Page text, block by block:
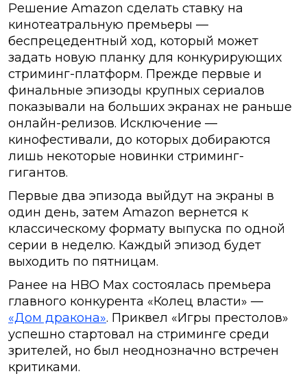
Решение Amazon сделать ставку на
кинотеатральную премьеры —
беспрецедентный ход, который может
задать новую планку для конкурирующих
стриминг-платформ. Прежде первые и
финальные эпизоды крупных сериалов
показывали на больших экранах не раньше
онлайн-релизов. Исключение —
кинофестивали, до которых добираются
лишь некоторые новинки стриминг-
гигантов.
Первые два эпизода выйдут на экраны в
один день, затем Amazon вернется к
классическому формату выпуска по одной
серии в неделю. Каждый эпизод будет
выходить по пятницам.
Ранее на HBO Max состоялась премьера
главного конкурента «Колец власти» —
«Дом дракона». Приквел «Игры престолов»
успешно стартовал на стриминге среди
зрителей, но был неоднозначно встречен
критиками.